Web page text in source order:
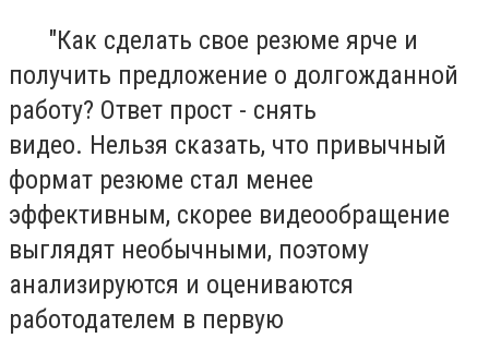
"Как сделать свое резюме ярче и
получить предложение о долгожданной
работу? Ответ прост - снять
видео. Нельзя сказать, что привычный
формат резюме стал менее
эффективным, скорее видеообращение
выглядят необычными, поэтому
анализируются и оцениваются
работодателем в первую